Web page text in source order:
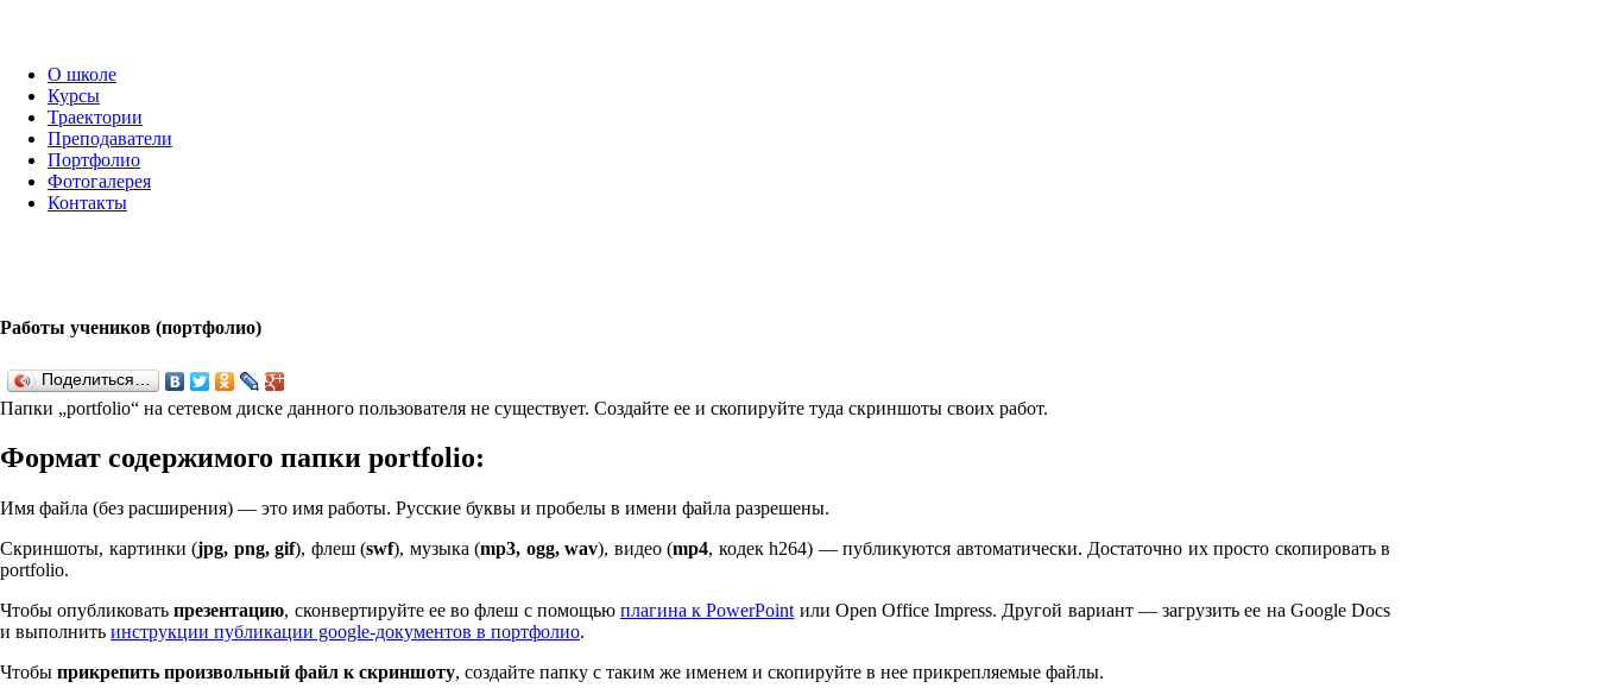
О школе
Курсы
Траектории
Преподаватели
Портфолио
Фотогалерея
Контакты
Работы учеников (портфолио)
Поделиться…
Папки „port­fo­lio“ на сетевом диске данного пользователя не существует. Создайте ее и скопируйте туда скриншоты своих работ.
Формат содержимого папки port­fo­lio:
Имя файла (без расширения) — это имя работы. Русские буквы и пробелы в имени файла разрешены.
Скриншоты, картинки (jpg, png, gif), флеш (swf), музыка (mp3, ogg, wav), видео (mp4, кодек h264) — публикуются автоматически. Достаточно их просто скопировать в
port­fo­lio.
Чтобы опубликоватьпрезентацию, сконвертируйте ее во флеш с помощью плагина к Pow­er­Point или Open Office Impress. Другой вариант — загрузить ее на Google Docs
и выполнить инструкции публикации google-документов в портфолио.
Чтобы прикрепить произвольный файл к скриншоту, создайте папку с таким же именем и скопируйте в нее прикрепляемые файлы.